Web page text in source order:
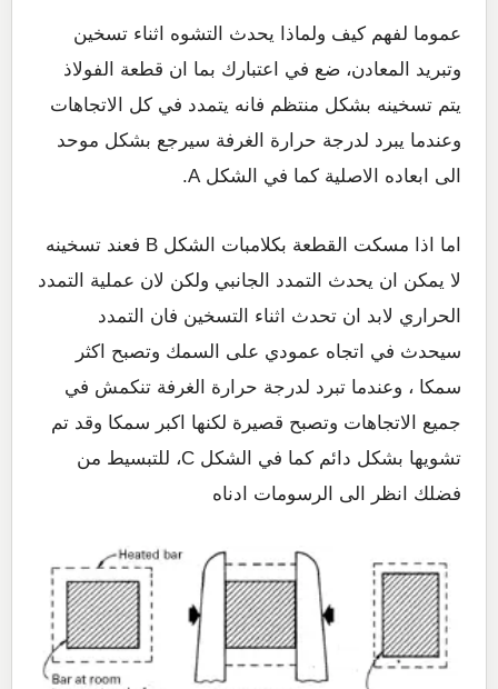
عموما لفهم كيف ولماذا يحدث التشوه اثناء تسخين
وتبريد المعادن، ضع في اعتبارك بما ان قطعة الفولاذ
يتم تسخينه بشكل منتظم فانه يتمدد في كل الاتجاهات
وعندما يبرد لدرجة حرارة الغرفة سيرجع بشكل موحد
الى ابعاده الاصلية كما في الشكل A.
اما اذا مسكت القطعة بكلامبات الشكل B فعند تسخينه
لا يمكن ان يحدث التمدد الجانبي ولكن لان عملية التمدد
الحراري لابد ان تحدث اثناء التسخين فان التمدد
سيحدث في اتجاه عمودي على السمك وتصبح اكثر
سمكا ، وعندما تبرد لدرجة حرارة الغرفة تنكمش في
جميع الاتجاهات وتصبح قصيرة لكنها اكبر سمكا وقد تم
تشويها بشكل دائم كما في الشكل C، للتبسيط من
فضلك انظر الى الرسومات ادناه